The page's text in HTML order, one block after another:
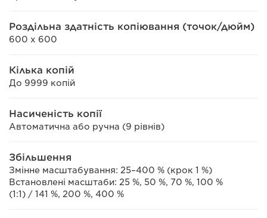
Роздільна здатність копіювання (точок/дюйм)
600 x 600
Кілька копій
До 9999 копій
Насиченість копії
Автоматична або ручна (9 рівнів)
Збільшення
Змінне масштабування: 25–400 % (крок 1 %)
Встановлені масштаби: 25 %, 50 %, 70 %, 100 %
(1:1) / 141 %, 200 %, 400 %